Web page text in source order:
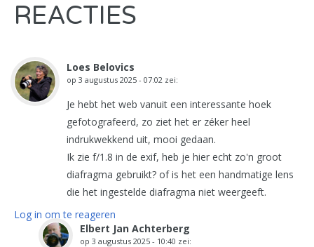
REACTIES
Loes Belovics
op 3 augustus 2025 - 07:02 zei:
Je hebt het web vanuit een interessante hoek
gefotografeerd, zo ziet het er zéker heel
indrukwekkend uit, mooi gedaan.
Ik zie f/1.8 in de exif, heb je hier echt zo'n groot
diafragma gebruikt? of is het een handmatige lens
die het ingestelde diafragma niet weergeeft.
Log in om te reageren
Elbert Jan Achterberg
op 3 augustus 2025 - 10:40 zei: